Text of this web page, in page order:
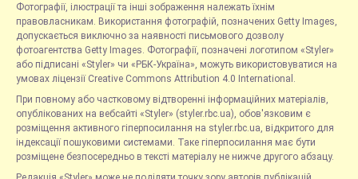
Фотографії, ілюстрації та інші зображення належать їхнім
правовласникам. Використання фотографій, позначених Getty Images,
допускається виключно за наявності письмового дозволу
фотоагентства Getty Images. Фотографії, позначені логотипом «Styler»
або підписані «Styler» чи «РБК-Україна», можуть використовуватися на
умовах ліцензії Creative Commons Attribution 4.0 International.
При повному або частковому відтворенні інформаційних матеріалів,
опублікованих на вебсайті «Styler» (styler.rbc.ua), обов'язковим є
розміщення активного гіперпосилання на styler.rbc.ua, відкритого для
індексації пошуковими системами. Таке гіперпосилання має бути
розміщене безпосередньо в тексті матеріалу не нижче другого абзацу.